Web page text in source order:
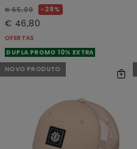
€ 65,00 28%
€ 46,80
OFERTAS
DUPLA PROMO 10% EXTRA
NOVO PRODUTO